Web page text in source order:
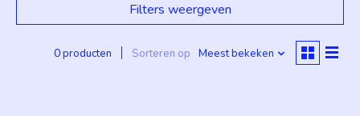
Filters weergeven
0 producten Sorteren op Meest bekeken